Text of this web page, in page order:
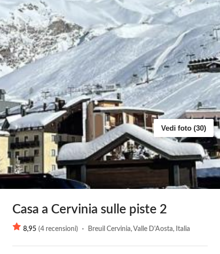
Vedi foto (30)
Casa a Cervinia sulle piste 2
8,95 (4 recensioni) · Breuil Cervinia, Valle D'Aosta, Italia